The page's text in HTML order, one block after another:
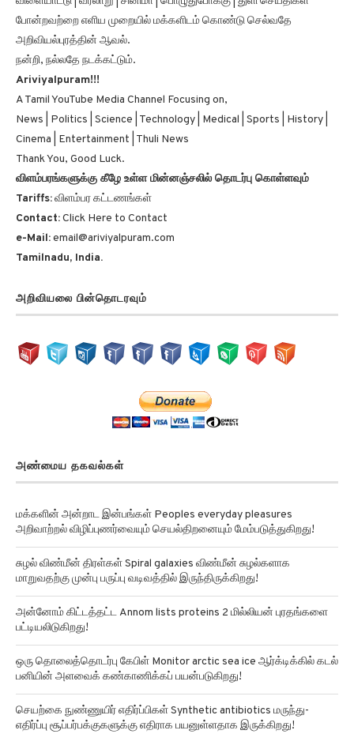
போன்றவற்றை எளிய முறையில் மக்களிடம் கொண்டு செல்வதே
அறிவியல்புரத்தின் ஆவல்.
நன்றி, நல்லதே நடக்கட்டும்.
Ariviyalpuram!!!
A Tamil YouTube Media Channel Focusing on,
News | Politics | Science | Technology | Medical | Sports | History |
Cinema | Entertainment | Thuli News
Thank You, Good Luck.
விளம்பரங்களுக்கு கீழே உள்ள மின்னஞ்சலில் தொடர்பு கொள்ளவும்
Tariffs:விளம்பர கட்டணங்கள்
Contact:Click Here to Contact
e-Mail:email@ariviyalpuram.com
Tamilnadu, India.
அறிவியலை பின்தொடரவும்
அண்மைய தகவல்கள்
மக்களின் அன்றாட இன்பங்கள் Peoples everyday pleasures
அறிவாற்றல் விழிப்புணர்வையும் செயல்திறனையும் மேம்படுத்துகிறது!
சுழல் விண்மீன் திரள்கள் Spiral galaxies விண்மீன் சுழல்களாக
மாறுவதற்கு முன்பு பருப்பு வடிவத்தில் இருந்திருக்கிறது!
அன்னோம் கிட்டத்தட்ட Annom lists proteins 2 மில்லியன் புரதங்களை
பட்டியலிடுகிறது!
ஒரு தொலைத்தொடர்பு கேபிள் Monitor arctic sea ice ஆர்க்டிக்கில் கடல்
பனியின் அளவைக் கண்காணிக்கப் பயன்படுகிறது!
செயற்கை நுண்ணுயிர் எதிர்ப்பிகள் Synthetic antibiotics மருந்து-
எதிர்ப்பு சூப்பர்பக்குகளுக்கு எதிராக பயனுள்ளதாக இருக்கிறது!